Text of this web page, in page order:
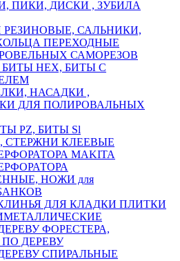
ПИКИ, ДИСКИ , ЗУБИЛА
САЛЬНИКИ,
ПЕРЕХОДНЫЕ
САМОРЕЗОВ
БИТЫ НЕХ, БИТЫ С
НАСАДКИ ,
ДЛЯ ПОЛИРОВАЛЬНЫХ
PZ, БИТЫ Sl
СТЕРЖНИ КЛЕЕВЫЕ
MAKITA
НОЖИ для
ДЛЯ КЛАДКИ ПЛИТКИ
ФОРЕСТЕРА,
ДЕРЕВУ
СПИРАЛЬНЫЕ